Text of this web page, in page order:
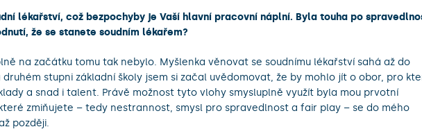
lékařství, což bezpochyby je Vaší hlavní pracovní náplní. Byla touha po
že se stanete soudním lékařem?
na začátku tomu tak nebylo. Myšlenka věnovat se soudnímu lékařství sahá až do
druhém stupni základní školy jsem si začal uvědomovat, že by mohlo jít o obor, pro
a snad i talent. Právě možnost tyto vlohy smysluplně využít byla mou prvotní
zmiňujete – tedy nestrannost, smysl pro spravedlnost a fair play – se do mého
později.